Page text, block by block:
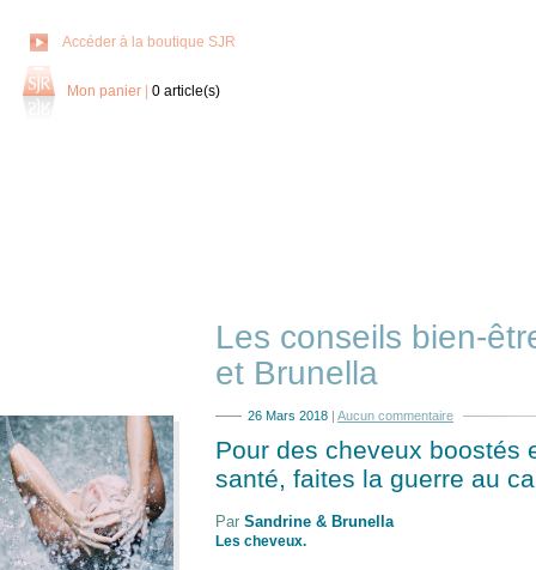
Accéder à la boutique SJR
Mon panier 0 article(s)
Les conseils bien-
et Brunella
26 Mars 2018 | Aucun commentaire
Pour des cheveux boostés
santé, faites la guerre au
Par Sandrine & Brunella
Les cheveux.